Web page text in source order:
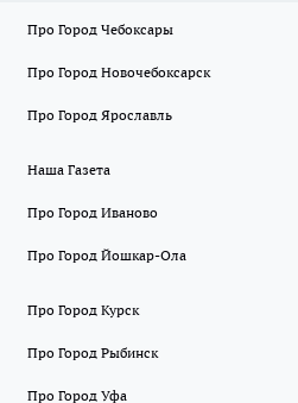
Про Город Чебоксары
Про Город Новочебоксарск
Про Город Ярославль
Наша Газета
Про Город Иваново
Про Город Йошкар-Ола
Про Город Курск
Про Город Рыбинск
Про Город Уфа